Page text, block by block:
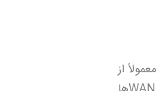
معمولاً از